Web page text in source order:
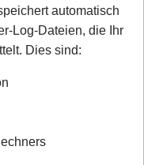
automatisch
Log-Dateien, die Ihr
Dies sind: